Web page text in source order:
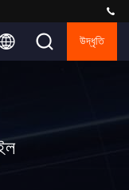
উদ্ধৃতি